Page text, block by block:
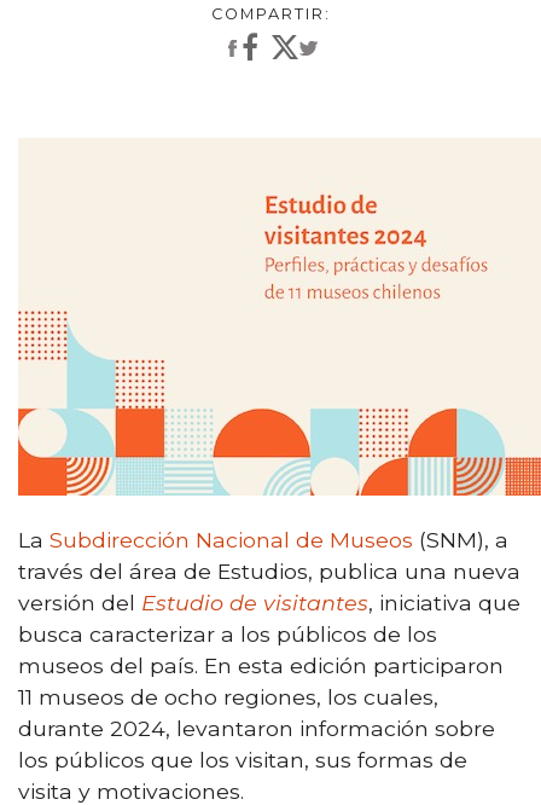
La Subdirección Nacional de Museos (SNM), a
través del área de Estudios, publica una nueva
versión del Estudio de visitantes, iniciativa que
busca caracterizar a los públicos de los
museos del país. En esta edición participaron
11 museos de ocho regiones, los cuales,
durante 2024, levantaron información sobre
los públicos que los visitan, sus formas de
visita y motivaciones.